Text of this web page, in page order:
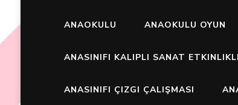
ANAOKULU ANAOKULU OYUN
ANASINIFI KALIPLI SANAT
ANASINIFI ÇIZGI ÇALIŞMASI